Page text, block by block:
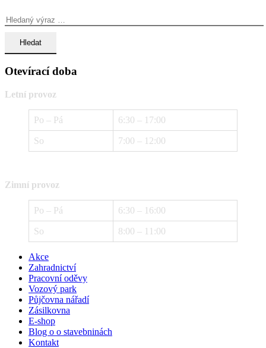
Otevírací doba
Letní provoz
Po – Pá 6:30 – 17:00
So 7:00 – 12:00
Zimní provoz
Po – Pá 6:30 – 16:00
So 8:00 – 11:00
Akce
Zahradnictví
Pracovní oděvy
Vozový park
Půjčovna nářadí
Zásilkovna
E-shop
Blog o o stavebninách
Kontakt